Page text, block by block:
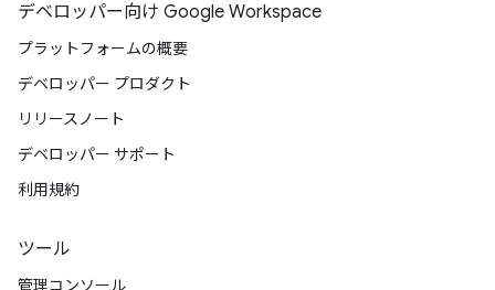
デベロッパー向け Google Workspace
プラットフォームの概要
デベロッパー プロダクト
リリースノート
デベロッパー サポート
利用規約
ツール
管理コンソール